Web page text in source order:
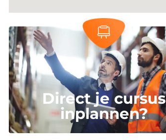
Direct je cursus
inplannen?